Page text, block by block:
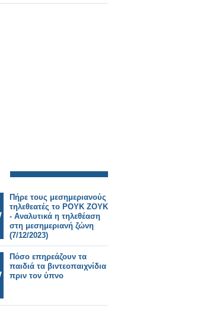
σύστημα έκτακτης
Πήρε τους μεσημεριανούς
τηλεθεατές το ΡΟΥΚ ΖΟΥΚ
- Αναλυτικά η τηλεθέαση
στη μεσημεριανή ζώνη
(7/12/2023)
Πόσο επηρεάζουν τα
παιδιά τα βιντεοπαιχνίδια
πριν τον ύπνο